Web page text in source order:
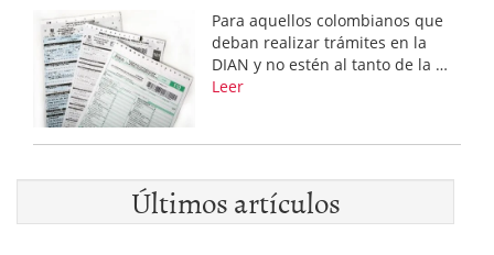
Para aquellos colombianos que
deban realizar trámites en la
DIAN y no estén al tanto de la …
Leer
Últimos artículos